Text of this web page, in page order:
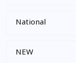
National
NEW